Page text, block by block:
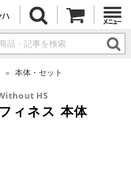
本体・セット
HS
ィネス 本体